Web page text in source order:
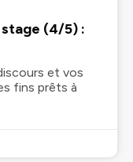
(4/5) :
et vos
fins prêts à